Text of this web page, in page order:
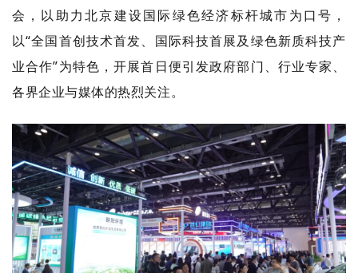
会，以助力北京建设国际绿色经济标杆城市为口号，
以“全国首创技术首发、国际科技首展及绿色新质科技产
业合作”为特色，开展首日便引发政府部门、行业专家、
各界企业与媒体的热烈关注。